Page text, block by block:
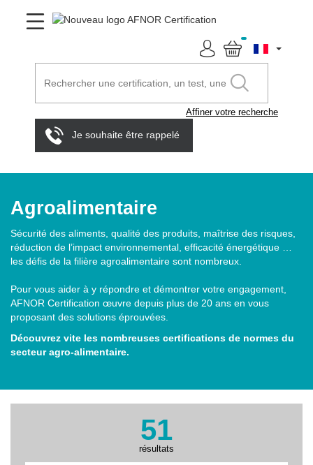
Affiner votre recherche
Je souhaite être rappelé
Agroalimentaire
Sécurité des aliments, qualité des produits, maîtrise des risques,
réduction de l’impact environnemental, efficacité énergétique …
les défis de la filière agroalimentaire sont nombreux.
Pour vous aider à y répondre et démontrer votre engagement,
AFNOR Certification œuvre depuis plus de 20 ans en vous
proposant des solutions éprouvées.
Découvrez vite les nombreuses certifications de normes du
secteur agro-alimentaire.
51
résultats